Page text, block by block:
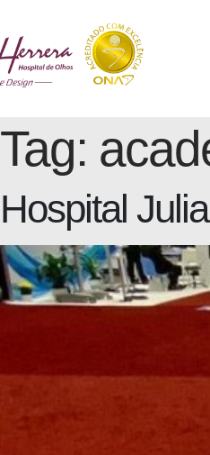
Tag:
Hospital